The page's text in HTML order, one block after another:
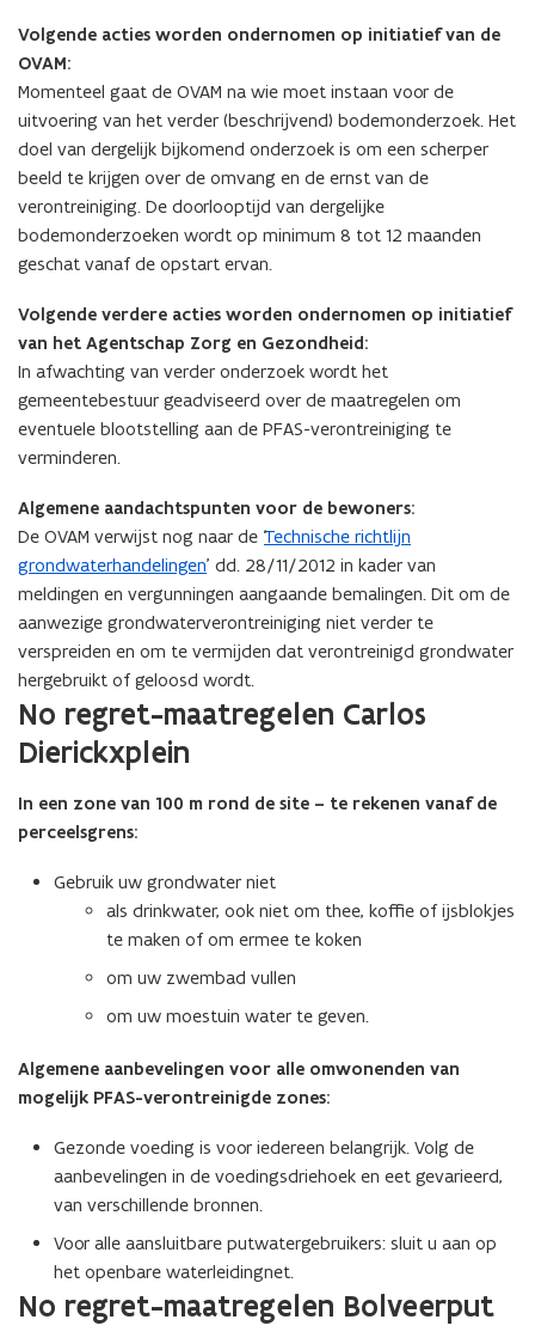
Volgende acties worden ondernomen op initiatief van de
OVAM:
Momenteel gaat de OVAM na wie moet instaan voor de
uitvoering van het verder (beschrijvend) bodemonderzoek. Het
doel van dergelijk bijkomend onderzoek is om een scherper
beeld te krijgen over de omvang en de ernst van de
verontreiniging. De doorlooptijd van dergelijke
bodemonderzoeken wordt op minimum 8 tot 12 maanden
geschat vanaf de opstart ervan.
Volgende verdere acties worden ondernomen op initiatief
van het Agentschap Zorg en Gezondheid:
In afwachting van verder onderzoek wordt het
gemeentebestuur geadviseerd over de maatregelen om
eventuele blootstelling aan de PFAS-verontreiniging te
verminderen.
Algemene aandachtspunten voor de bewoners:
De OVAM verwijst nog naar de ‘ Technische richtlijn
grondwaterhandelingen’ dd. 28/11/2012 in kader van
meldingen en vergunningen aangaande bemalingen. Dit om de
aanwezige grondwaterverontreiniging niet verder te
verspreiden en om te vermijden dat verontreinigd grondwater
hergebruikt of geloosd wordt.
No regret-maatregelen Carlos
Dierickxplein
In een zone van 100 m rond de site – te rekenen vanaf de
perceelsgrens:
Gebruik uw grondwater niet
als drinkwater, ook niet om thee, koffie of ijsblokjes
te maken of om ermee te koken
om uw zwembad vullen
om uw moestuin water te geven.
Algemene aanbevelingen voor alle omwonenden van
mogelijk PFAS-verontreinigde zones:
Gezonde voeding is voor iedereen belangrijk. Volg de
aanbevelingen in de voedingsdriehoek en eet gevarieerd,
van verschillende bronnen.
Voor alle aansluitbare putwatergebruikers: sluit u aan op
het openbare waterleidingnet.
No regret-maatregelen Bolveerput